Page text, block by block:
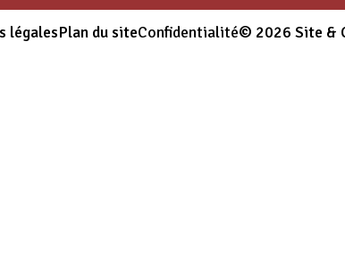
légalesPlan du siteConfidentialité© 2026 Site &